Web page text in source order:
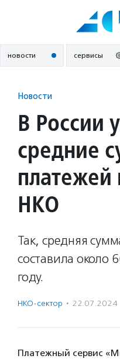
новости сервисы
Новости
В России
средние
платежей
НКО
Так, средняя
составила около
году.
НКО-сектор · 22.07.2024
Платежный сервис